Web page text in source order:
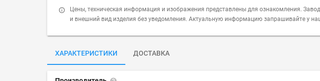
Цены, техническая информация и изображения представлены для ознакомления.
и внешний вид изделия без уведомления. Актуальную информацию запрашивайте у
ХАРАКТЕРИСТИКИ ДОСТАВКА